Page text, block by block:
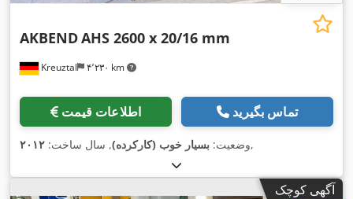
Kreuztal ۴٬۲۳۰ km
AKBENDAHS 2600 x 20/16 mm
اطلاعات قیمت تماس بگیرید
وضعیت: بسیار خوب (کارکرده), سال ساخت: ۲۰۱۲ ,
آگهی کوچک